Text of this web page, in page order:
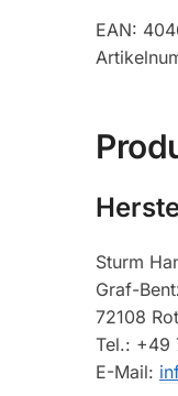
EAN:
Sturm
Graf-
72108
Tel.: +49
E-Mail: